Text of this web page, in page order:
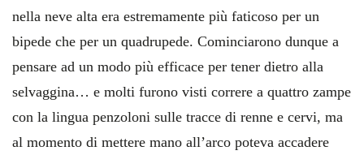
nella neve alta era estremamente più faticoso per un
bipede che per un quadrupede. Cominciarono dunque a
pensare ad un modo più efficace per tener dietro alla
selvaggina… e molti furono visti correre a quattro zampe
con la lingua penzoloni sulle tracce di renne e cervi, ma
al momento di mettere mano all’arco poteva accadere